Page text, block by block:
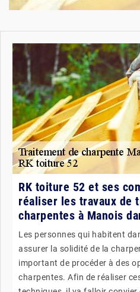
RK toiture 52 et ses
réaliser les travaux de
charpentes à Manois
Les personnes qui habitent
assurer la solidité de la
important de procéder à des
charpentes. Afin de réaliser